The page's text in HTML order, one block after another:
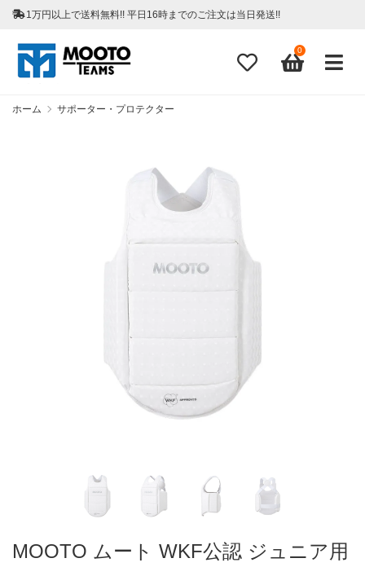
1万円以上で送料無料!! 平日16時までのご注文は当日発送!!
0
ホーム サポーター・プロテクター
MOOTO ムート WKF公認 ジュニア用